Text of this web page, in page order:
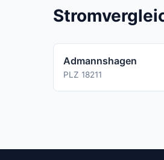
Admannshagen
PLZ 18211